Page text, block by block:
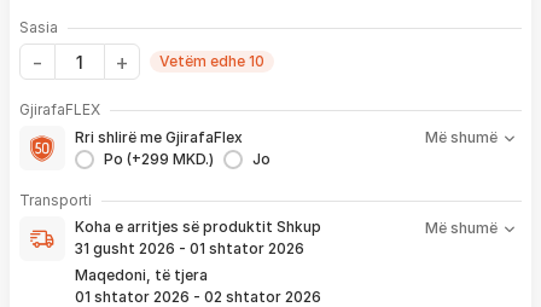
Sasia
Vetëm edhe 10
GjirafaFLEX
Rri shlirë me GjirafaFlex
Po (+299 MKD.)
Jo
Më shumë
-Prioritet
1 viti nga blerja
- Kontakt brenda24 hpër servisim, zëvendësim apo kthim
pagesë
Transporti
Koha e arritjes së produktit Shkup
31 gusht 2026 - 01 shtator 2026
Maqedoni, të tjera
01 shtator 2026 - 02 shtator 2026
Më shumë
Koha e arritjes së produktit nënkupton periudhën prej kur
bëhet verifikimi i porosisë suaj, dhe njoftimit për verifikim
që ju e pranoni përmes email-it apo SMS-it.
Nëse porosia bëhet tani, produkti arrin sipas afatit kohor të
vendosur më lartë. Ju do të njoftoheni në vazhdimësi